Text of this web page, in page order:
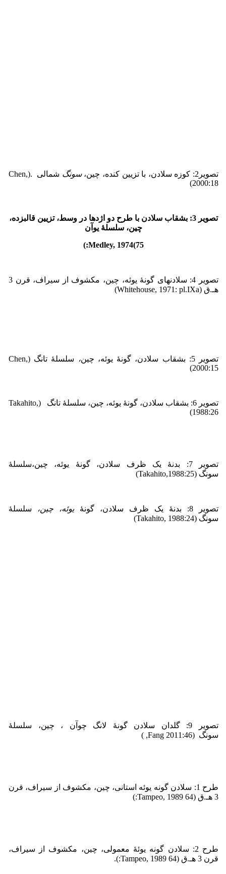
تصویر2: کوزه سلادن، با تزیین کنده، چین، سونگ
شمالی .(Chen,
2000:18)
تصویر 3: بشقاب سلادن با طرح دو اژدها در وسط، تزیین قالب­زده،
چین، سلسلۀ یوآن
75)
Medley, 1974:
)
تصویر 4: سلادن­های گونۀ یوئه، چین، مکشوف از سیراف، قرن 3
هـ.ق (Whitehouse, 1971: pl.IXa)
تصویر 5: بشقاب سلادن، گونۀ یوئه، چین ،
سلسلۀ تانگ (Chen,
2000:15)
تصویر 6: بشقاب سلادن، گونۀ یوئه، چین، سلسلۀ تانگ (Takahito,
1988:26)
تصویر 7: بدنۀ یک ظرف سلادن، گونۀ یوئه، چین،سلسلۀ
سونگ (Takahito,1988:25)
تصویر 8: بدنۀ یک ظرف سلادن، گونۀ یوئه، چین،
سلسلۀ
سونگ (Takahito, 1988:24)
تصویر 9: گلدان سلادن گونۀ لانگ چوآن ، چین، سلسلۀ
سونگ (2011:46 Fang, )
طرح 1­: سلادن گونه یوئه استانی، چین، مکشوف از سیراف، قرن
3 هـ.ق (64 Tampeo, 1989:)
طرح 2: سلادن گونه یوئۀ معمولی، چین، مکشوف از سیراف،
قرن 3 هـ.ق (64 Tampeo, 1989:).